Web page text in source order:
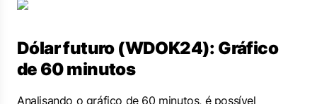
Dólar futuro (WDOK24): Gráfico
de 60 minutos
Analisando o gráfico de 60 minutos, é possível